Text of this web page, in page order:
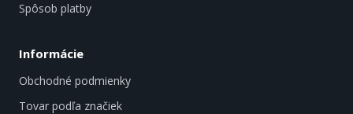
Spôsob platby
Informácie
Obchodné podmienky
Tovar podľa značiek